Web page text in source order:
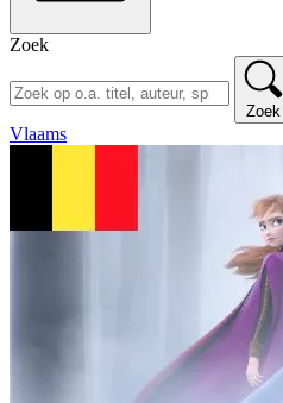
Zoek
Zoek
Vlaams